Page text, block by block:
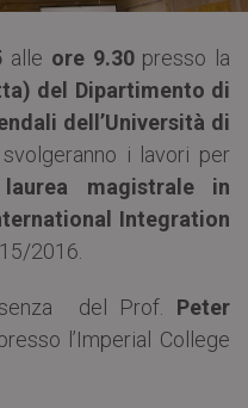
alle ore 9.30presso la
del Dipartimento di
dell’Università di
i lavori per
magistrale in
Integration
2016.
del Prof. Peter
l’Imperial College